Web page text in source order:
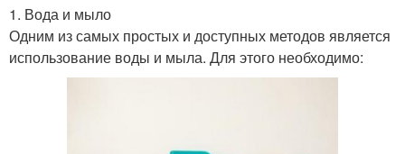
1. Вода и мыло
Одним из самых простых и доступных методов является
использование воды и мыла. Для этого необходимо: